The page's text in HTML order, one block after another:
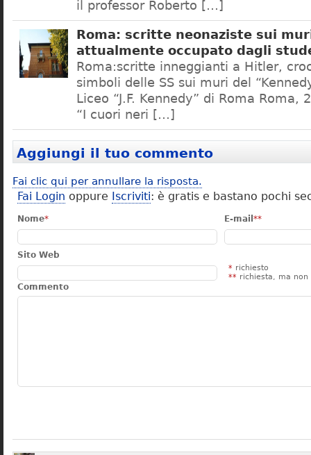
il professor Roberto […]
Roma: scritte neonaziste sui
attualmente occupato dagli
Roma:scritte inneggianti a Hitler,
simboli delle SS sui muri del
Liceo “J.F. Kennedy” di Roma Roma,
“I cuori neri […]
Aggiungi il tuo commento
Fai clic qui per annullare la risposta.
Fai Login oppure Iscriviti: è gratis e bastano pochi
Nome* E-mail **
Sito Web
* richiesto
** richiesta, ma non
Commento